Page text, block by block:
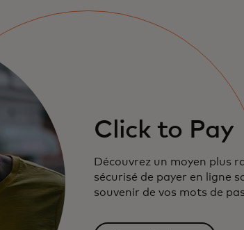
Click to Pay
Découvrez un moyen plus
sécurisé de payer en ligne
souvenir de vos mots de